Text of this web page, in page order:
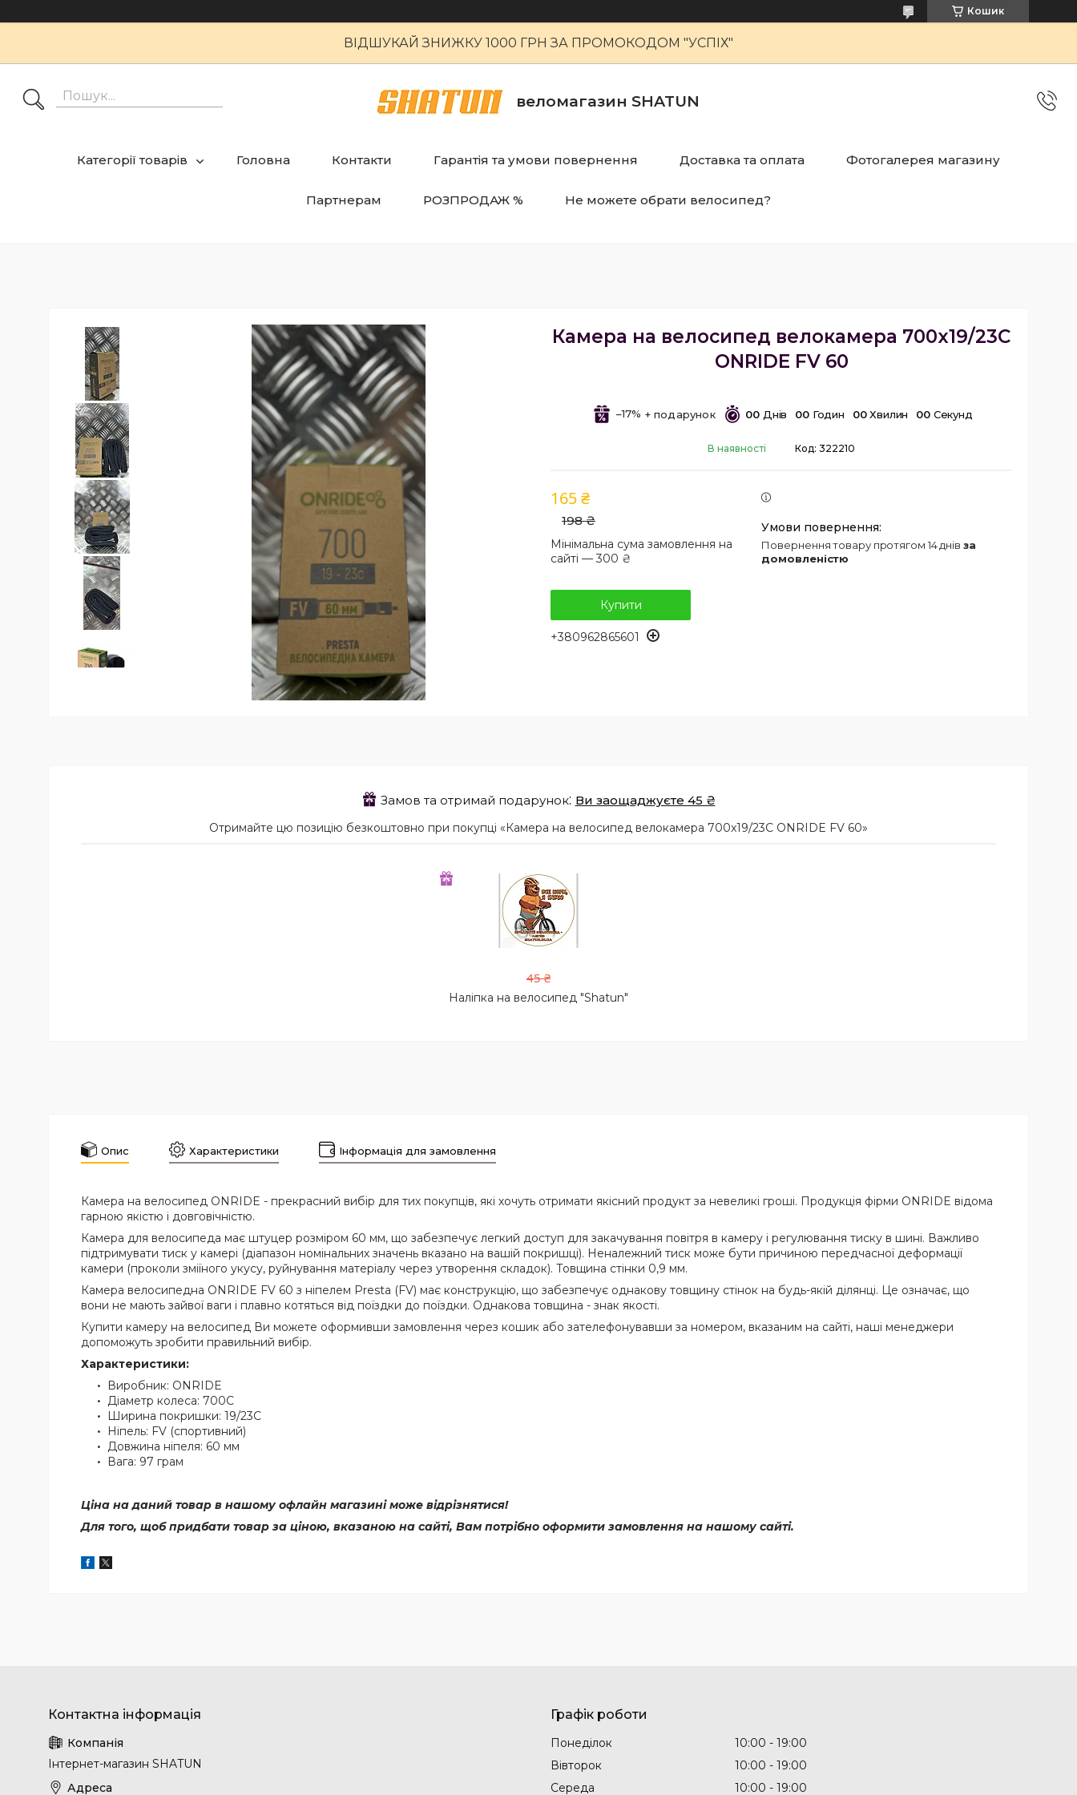
Кошик
ВІДШУКАЙ ЗНИЖКУ 1000 ГРН ЗА ПРОМОКОДОМ "УСПІХ"
веломагазин SHATUN
Категорії товарів Головна Контакти Гарантія та умови повернення Доставка та оплата Фотогалерея магазину
Партнерам РОЗПРОДАЖ % Не можете обрати велосипед?
Камера на велосипед велокамера 700x19/23С
ONRIDE FV 60
–17% 00 Днів 00 Годин 00 Хвилин 00 Секунд
В наявності Код: 322210
198 ₴
165 ₴
Мінімальна сума замовлення на
сайті — 300 ₴
Купити
+380962865601
повернення товару протягом 14 днів за
домовленістю
Замов та отримай подарунок Ви заощаджуєте 45 ₴
Отримайте цю позицію безкоштовно при покупці «Камера на велосипед велокамера 700x19/23С ONRIDE FV 60»
45 ₴
Наліпка на велосипед "Shatun"
Опис Характеристики Інформація для замовлення
Камера на велосипед ONRIDE - прекрасний вибір для тих покупців, які хочуть отримати якісний продукт за невеликі гроші. Продукція фірми ONRIDE відома
гарною якістю і довговічністю.
Камера для велосипеда має штуцер розміром 60 мм, що забезпечує легкий доступ для закачування повітря в камеру і регулювання тиску в шині. Важливо
підтримувати тиск у камері (діапазон номінальних значень вказано на вашій покришці). Неналежний тиск може бути причиною передчасної деформації
камери (проколи зміїного укусу, руйнування матеріалу через утворення складок). Товщина стінки 0,9 мм.
Камера велосипедна ONRIDE FV 60 з ніпелем Presta (FV) має конструкцію, що забезпечує однакову товщину стінок на будь-якій ділянці. Це означає, що
вони не мають зайвої ваги і плавно котяться від поїздки до поїздки. Однакова товщина - знак якості.
Купити камеру на велосипед Ви можете оформивши замовлення через кошик або зателефонувавши за номером, вказаним на сайті, наші менеджери
допоможуть зробити правильний вибір.
Характеристики:
Виробник: ONRIDE
Діаметр колеса: 700C
Ширина покришки: 19/23С
Ніпель: FV (спортивний)
Довжина ніпеля: 60 мм
Вага: 97 грам
Ціна на даний товар в нашому офлайн магазині може відрізнятися!
Для того, щоб придбати товар за ціною, вказаною на сайті, Вам потрібно оформити замовлення на нашому сайті.
Інтернет-магазин SHATUN
Графік роботи
Понеділок 10:00
19:00
Вівторок
10:00
19:00
Середа
10:00 19:00